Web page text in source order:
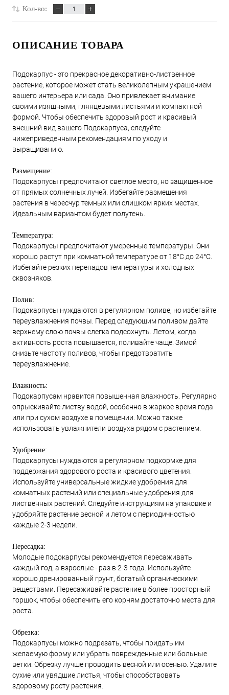
Кол-во:
ОПИСАНИЕ ТОВАРА
Подокарпус - это прекрасное декоративно-лиственное
растение, которое может стать великолепным украшением
вашего интерьера или сада. Оно привлекает внимание
своими изящными, глянцевыми листьями и компактной
формой. Чтобы обеспечить здоровый рост и красивый
внешний вид вашего Подокарпуса, следуйте
нижеприведенным рекомендациям по уходу и
выращиванию.
Размещение:
Подокарпусы предпочитают светлое место, но защищенное
от прямых солнечных лучей. Избегайте размещения
растения в чересчур темных или слишком ярких местах.
Идеальным вариантом будет полутень.
Температура:
Подокарпусы предпочитают умеренные температуры. Они
хорошо растут при комнатной температуре от 18°C до 24°C.
Избегайте резких перепадов температуры и холодных
сквозняков.
Полив:
Подокарпусы нуждаются в регулярном поливе, но избегайте
переувлажнения почвы. Перед следующим поливом дайте
верхнему слою почвы слегка подсохнуть. Летом, когда
активность роста повышается, поливайте чаще. Зимой
снизьте частоту поливов, чтобы предотвратить
переувлажнение.
Влажность:
Подокарпусам нравится повышенная влажность. Регулярно
опрыскивайте листву водой, особенно в жаркое время года
или при сухом воздухе в помещении. Можно также
использовать увлажнители воздуха рядом с растением.
Удобрение:
Подокарпусы нуждаются в регулярном подкормке для
поддержания здорового роста и красивого цветения.
Используйте универсальные жидкие удобрения для
комнатных растений или специальные удобрения для
лиственных растений. Следуйте инструкциям на упаковке и
удобряйте растение весной и летом с периодичностью
каждые 2-3 недели.
Пересадка:
Молодые подокарпусы рекомендуется пересаживать
каждый год, а взрослые - раз в 2-3 года. Используйте
хорошо дренированный грунт, богатый органическими
веществами. Пересаживайте растение в более просторный
горшок, чтобы обеспечить его корням достаточно места для
роста.
Обрезка:
Подокарпусы можно подрезать, чтобы придать им
желаемую форму или убрать поврежденные или больные
ветки. Обрезку лучше проводить весной или осенью. Удалите
сухие или увядшие листья, чтобы способствовать
здоровому росту растения.